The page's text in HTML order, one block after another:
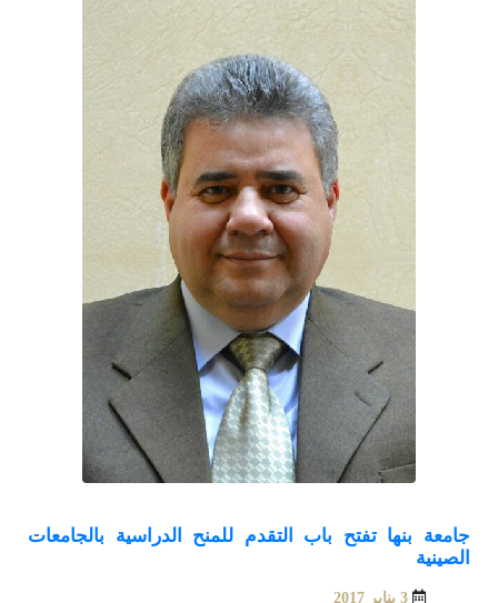
جامعة بنها تفتح باب التقدم للمنح الدراسية بالجامعات
الصينية
3 يناير 2017